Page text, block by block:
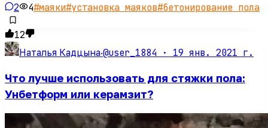
2 4#маяки#установка маяков#бетонирование пола
12
Наталья Кадцына·@user_1884 · 19 янв. 2021 г.
Что лучше использовать для стяжки пола:
Унбетформ или керамзит?